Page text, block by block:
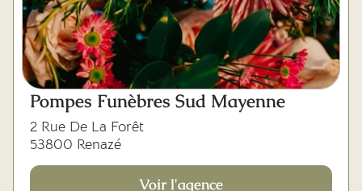
Pompes Funèbres Sud Mayenne
2 Rue De La Forêt
53800 Renazé
Voir l'agence